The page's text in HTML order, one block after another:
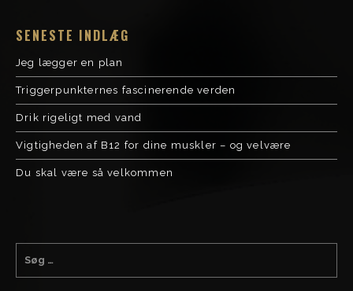
SENESTE INDLÆG
Jeg lægger en plan
Triggerpunkternes fascinerende verden
Drik rigeligt med vand
Vigtigheden af B12 for dine muskler – og velvære
Du skal være så velkommen